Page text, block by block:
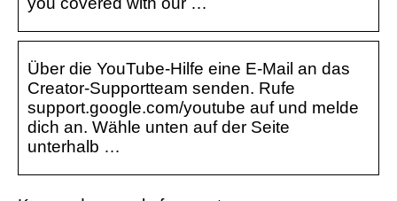
Über die YouTube-Hilfe eine E-Mail an das
Creator-Supportteam senden. Rufe
support.google.com/youtube auf und melde
dich an. Wähle unten auf der Seite
unterhalb …